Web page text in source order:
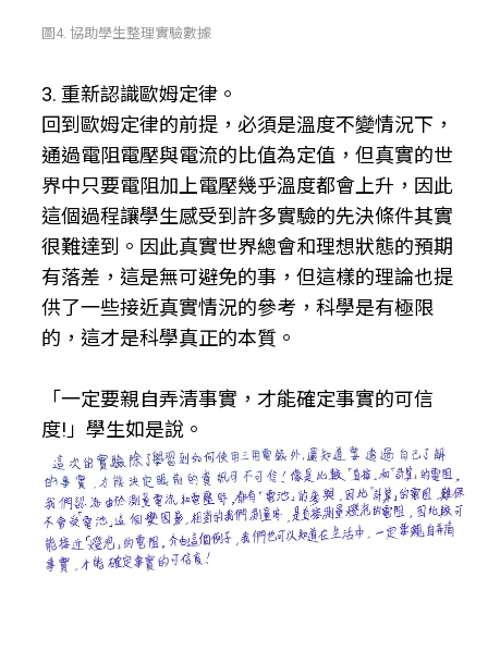
圖4. 協助學生整理實驗數據
3. 重新認識歐姆定律。
回到歐姆定律的前提，必須是溫度不變情況下，
通過電阻電壓與電流的比值為定值，但真實的世
界中只要電阻加上電壓幾乎溫度都會上升，因此
這個過程讓學生感受到許多實驗的先決條件其實
很難達到。因此真實世界總會和理想狀態的預期
有落差，這是無可避免的事，但這樣的理論也提
供了一些接近真實情況的參考，科學是有極限
的，這才是科學真正的本質。
「一定要親自弄清事實，才能確定事實的可信
度!」學生如是說。